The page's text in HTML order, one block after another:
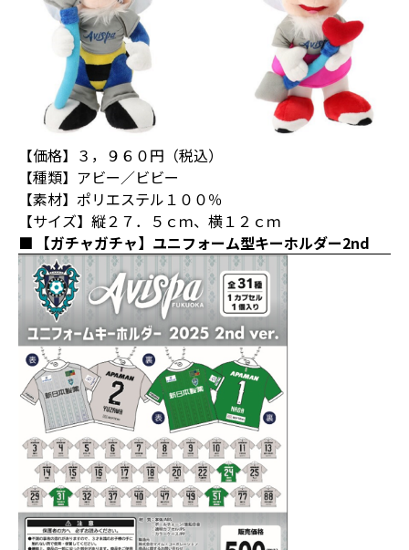
【価格】３，９６０円（税込）
【種類】アビー／ビビー
【素材】ポリエステル１００％
【サイズ】縦２７．５ｃｍ、横１２ｃｍ
【ガチャガチャ】ユニフォーム型キーホルダー2nd